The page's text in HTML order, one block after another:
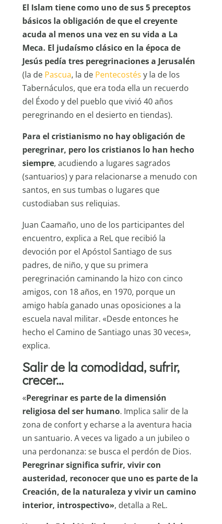
El Islam tiene como uno de sus 5 preceptos
básicos la obligación de que el creyente
acuda al menos una vez en su vida a La
Meca. El judaísmo clásico en la época de
Jesús pedía tres peregrinaciones a Jerusalén
(la de Pascua, la de Pentecostés y la de los
Tabernáculos, que era toda ella un recuerdo
del Éxodo y del pueblo que vivió 40 años
peregrinando en el desierto en tiendas).
Para el cristianismo no hay obligación de
peregrinar, pero los cristianos lo han hecho
siempre, acudiendo a lugares sagrados
(santuarios) y para relacionarse a menudo con
santos, en sus tumbas o lugares que
custodiaban sus reliquias.
Juan Caamaño, uno de los participantes del
encuentro, explica a ReL que recibió la
devoción por el Apóstol Santiago de sus
padres, de niño, y que su primera
peregrinación caminando la hizo con cinco
amigos, con 18 años, en 1970, porque un
amigo había ganado unas oposiciones a la
escuela naval militar. «Desde entonces he
hecho el Camino de Santiago unas 30 veces»,
explica.
Salir de la comodidad, sufrir,
crecer…
«Peregrinar es parte de la dimensión
religiosa del ser humano. Implica salir de la
zona de confort y echarse a la aventura hacia
un santuario. A veces va ligado a un jubileo o
una perdonanza: se busca el perdón de Dios.
Peregrinar significa sufrir, vivir con
austeridad, reconocer que uno es parte de la
Creación, de la naturaleza y vivir un camino
interior, introspectivo», detalla a ReL.